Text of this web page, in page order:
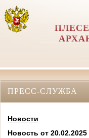
ПРЕСС-СЛУЖБА
Новости
Новость от 20.02.2025